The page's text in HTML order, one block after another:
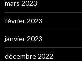
mars 2023
février 2023
janvier 2023
décembre 2022